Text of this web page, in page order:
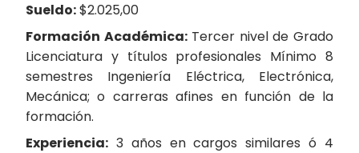
Sueldo:$2.025,00
Formación Académica:Tercer nivel de Grado
Licenciatura y títulos profesionales Mínimo 8
semestres Ingeniería Eléctrica, Electrónica,
Mecánica; o carreras afines en función de la
formación.
Experiencia: 3 años en cargos similares ó 4